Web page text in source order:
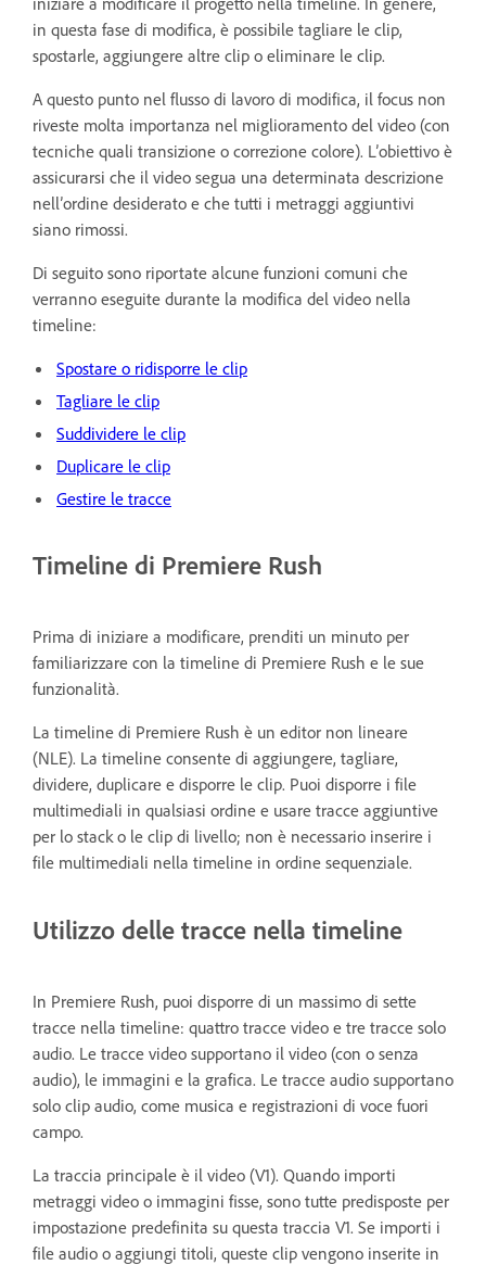
in questa fase di modifica, è possibile tagliare le clip,
spostarle, aggiungere altre clip o eliminare le clip.
A questo punto nel flusso di lavoro di modifica, il focus non
riveste molta importanza nel miglioramento del video (con
tecniche quali transizione o correzione colore). L’obiettivo è
assicurarsi che il video segua una determinata descrizione
nell’ordine desiderato e che tutti i metraggi aggiuntivi
siano rimossi.
Di seguito sono riportate alcune funzioni comuni che
verranno eseguite durante la modifica del video nella
timeline:
Spostare o ridisporre le clip
Tagliare le clip
Suddividere le clip
Duplicare le clip
Gestire le tracce
Timeline di Premiere Rush
Prima di iniziare a modificare, prenditi un minuto per
familiarizzare con la timeline di Premiere Rush e le sue
funzionalità.
La timeline di Premiere Rush è un editor non lineare
(NLE). La timeline consente di aggiungere, tagliare,
dividere, duplicare e disporre le clip. Puoi disporre i file
multimediali in qualsiasi ordine e usare tracce aggiuntive
per lo stack o le clip di livello; non è necessario inserire i
file multimediali nella timeline in ordine sequenziale.
Utilizzo delle tracce nella timeline
In Premiere Rush, puoi disporre di un massimo di sette
tracce nella timeline: quattro tracce video e tre tracce solo
audio. Le tracce video supportano il video (con o senza
audio), le immagini e la grafica. Le tracce audio supportano
solo clip audio, come musica e registrazioni di voce fuori
campo.
La traccia principale è il video (V1). Quando importi
metraggi video o immagini fisse, sono tutte predisposte per
impostazione predefinita su questa traccia V1. Se importi i
file audio o aggiungi titoli, queste clip vengono inserite in